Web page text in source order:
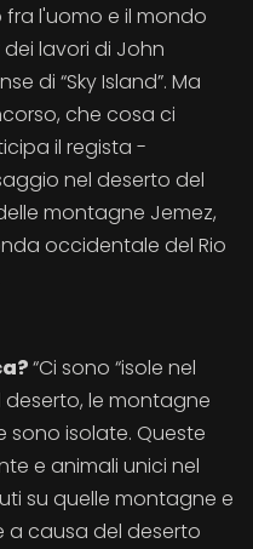
l'uomo e il mondo
dei lavori di John
di “Sky Island”. Ma
che cosa ci
il regista -
nel deserto del
montagne Jemez,
occidentale del Rio
“Ci sono “isole nel
le montagne
isolate. Queste
e animali unici nel
su quelle montagne e
a causa del deserto